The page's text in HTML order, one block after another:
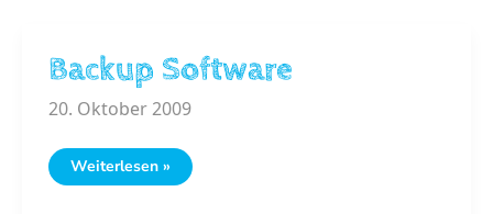
Backup Software
20. Oktober 2009
Backup
Software
Weiterlesen »